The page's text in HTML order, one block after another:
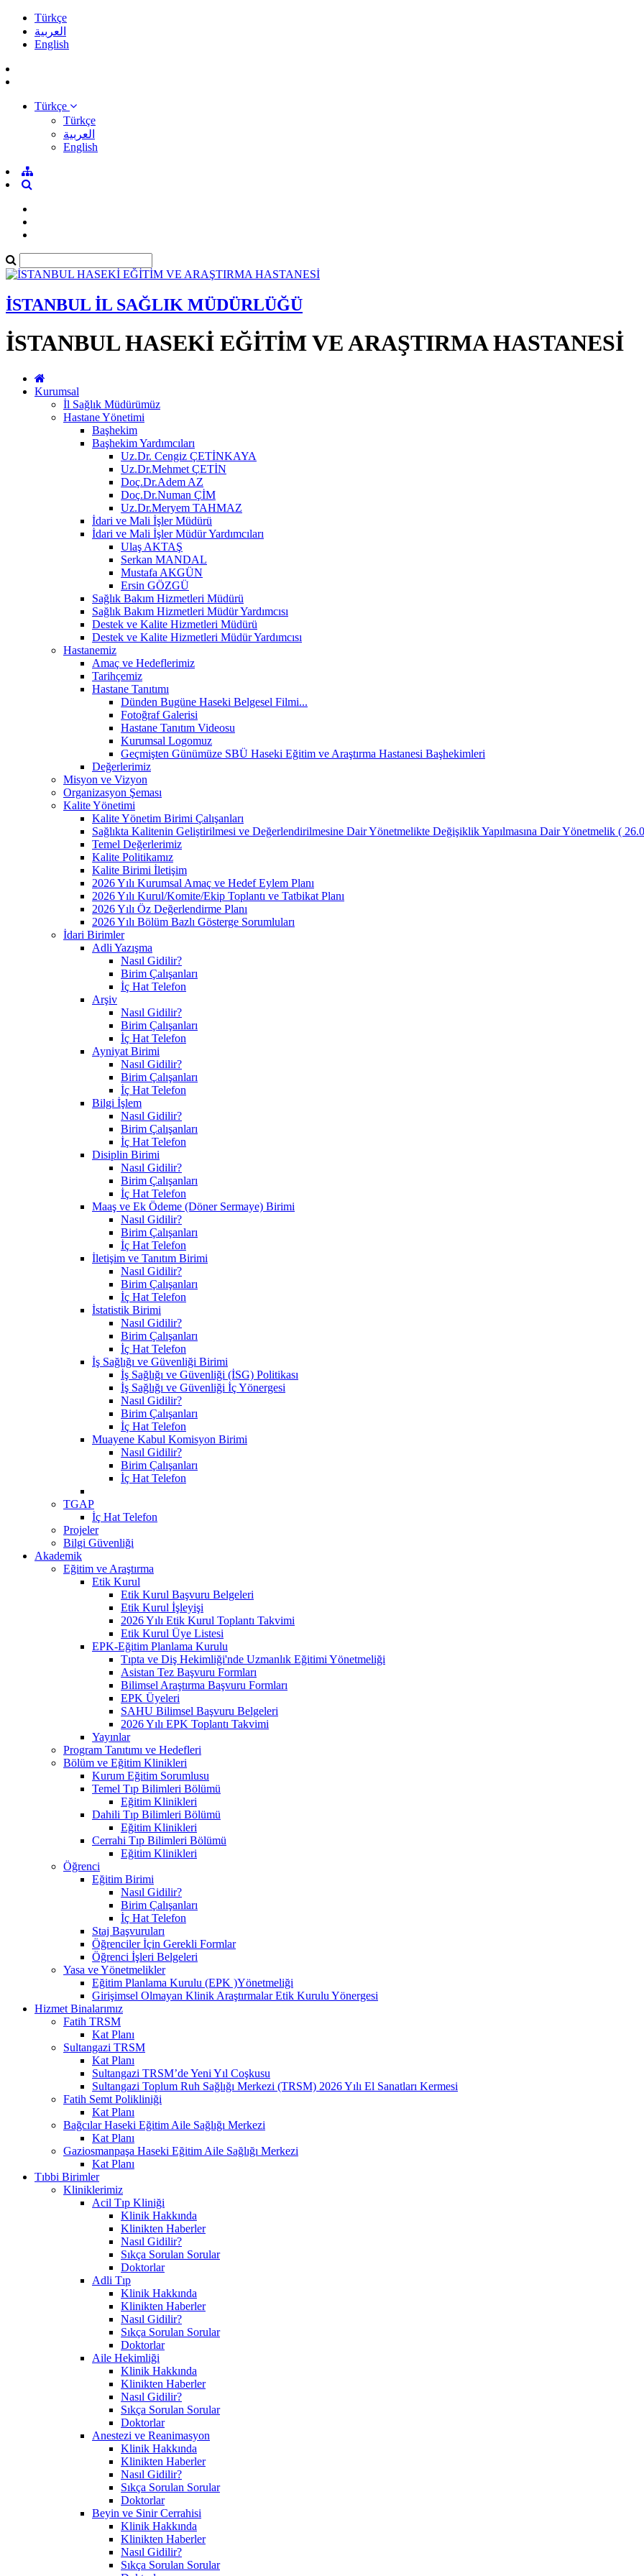
Türkçe
العربية
English
Türkçe
Türkçe
العربية
English
İSTANBUL İL SAĞLIK MÜDÜRLÜĞÜ
İSTANBUL HASEKİ EĞİTİM VE ARAŞTIRMA HASTANESİ
Kurumsal
İl Sağlık Müdürümüz
Hastane Yönetimi
Başhekim
Başhekim Yardımcıları
Uz.Dr. Cengiz ÇETİNKAYA
Uz.Dr.Mehmet ÇETİN
Doç.Dr.Adem AZ
Doç.Dr.Numan ÇİM
Uz.Dr.Meryem TAHMAZ
İdari ve Mali İşler Müdürü
İdari ve Mali İşler Müdür Yardımcıları
Ulaş AKTAŞ
Serkan MANDAL
Mustafa AKGÜN
Ersin GÖZGÜ
Sağlık Bakım Hizmetleri Müdürü
Sağlık Bakım Hizmetleri Müdür Yardımcısı
Destek ve Kalite Hizmetleri Müdürü
Destek ve Kalite Hizmetleri Müdür Yardımcısı
Hastanemiz
Amaç ve Hedeflerimiz
Tarihçemiz
Hastane Tanıtımı
Dünden Bugüne Haseki Belgesel Filmi...
Fotoğraf Galerisi
Hastane Tanıtım Videosu
Kurumsal Logomuz
Geçmişten Günümüze SBÜ Haseki Eğitim ve Araştırma Hastanesi Başhekimleri
Değerlerimiz
Misyon ve Vizyon
Organizasyon Şeması
Kalite Yönetimi
Kalite Yönetim Birimi Çalışanları
Sağlıkta Kalitenin Geliştirilmesi ve Değerlendirilmesine Dair Yönetmelikte Değişiklik Yapılmasına Dair Yönetmelik (
Temel Değerlerimiz
Kalite Politikamız
Kalite Birimi İletişim
2026 Yılı Kurumsal Amaç ve Hedef Eylem Planı
2026 Yılı Kurul/Komite/Ekip Toplantı ve Tatbikat Planı
2026 Yılı Öz Değerlendirme Planı
2026 Yılı Bölüm Bazlı Gösterge Sorumluları
İdari Birimler
Adli Yazışma
Nasıl Gidilir?
Birim Çalışanları
İç Hat Telefon
Arşiv
Nasıl Gidilir?
Birim Çalışanları
İç Hat Telefon
Ayniyat Birimi
Nasıl Gidilir?
Birim Çalışanları
İç Hat Telefon
Bilgi İşlem
Nasıl Gidilir?
Birim Çalışanları
İç Hat Telefon
Disiplin Birimi
Nasıl Gidilir?
Birim Çalışanları
İç Hat Telefon
Maaş ve Ek Ödeme (Döner Sermaye) Birimi
Nasıl Gidilir?
Birim Çalışanları
İç Hat Telefon
İletişim ve Tanıtım Birimi
Nasıl Gidilir?
Birim Çalışanları
İç Hat Telefon
İstatistik Birimi
Nasıl Gidilir?
Birim Çalışanları
İç Hat Telefon
İş Sağlığı ve Güvenliği Birimi
İş Sağlığı ve Güvenliği (İSG) Politikası
İş Sağlığı ve Güvenliği İç Yönergesi
Nasıl Gidilir?
Birim Çalışanları
İç Hat Telefon
Muayene Kabul Komisyon Birimi
Nasıl Gidilir?
Birim Çalışanları
İç Hat Telefon
TGAP
İç Hat Telefon
Projeler
Bilgi Güvenliği
Akademik
Eğitim ve Araştırma
Etik Kurul
Etik Kurul Başvuru Belgeleri
Etik Kurul İşleyişi
2026 Yılı Etik Kurul Toplantı Takvimi
Etik Kurul Üye Listesi
EPK-Eğitim Planlama Kurulu
Tıpta ve Diş Hekimliği'nde Uzmanlık Eğitimi Yönetmeliği
Asistan Tez Başvuru Formları
Bilimsel Araştırma Başvuru Formları
EPK Üyeleri
SAHU Bilimsel Başvuru Belgeleri
2026 Yılı EPK Toplantı Takvimi
Yayınlar
Program Tanıtımı ve Hedefleri
Bölüm ve Eğitim Klinikleri
Kurum Eğitim Sorumlusu
Temel Tıp Bilimleri Bölümü
Eğitim Klinikleri
Dahili Tıp Bilimleri Bölümü
Eğitim Klinikleri
Cerrahi Tıp Bilimleri Bölümü
Eğitim Klinikleri
Öğrenci
Eğitim Birimi
Nasıl Gidilir?
Birim Çalışanları
İç Hat Telefon
Staj Başvuruları
Öğrenciler İçin Gerekli Formlar
Öğrenci İşleri Belgeleri
Yasa ve Yönetmelikler
Eğitim Planlama Kurulu (EPK )Yönetmeliği
Girişimsel Olmayan Klinik Araştırmalar Etik Kurulu Yönergesi
Hizmet Binalarımız
Fatih TRSM
Kat Planı
Sultangazi TRSM
Kat Planı
Sultangazi TRSM’de Yeni Yıl Coşkusu
Sultangazi Toplum Ruh Sağlığı Merkezi (TRSM) 2026 Yılı El Sanatları Kermesi
Fatih Semt Polikliniği
Kat Planı
Bağcılar Haseki Eğitim Aile Sağlığı Merkezi
Kat Planı
Gaziosmanpaşa Haseki Eğitim Aile Sağlığı Merkezi
Kat Planı
Tıbbi Birimler
Kliniklerimiz
Acil Tıp Kliniği
Klinik Hakkında
Klinikten Haberler
Nasıl Gidilir?
Sıkça Sorulan Sorular
Doktorlar
Adli Tıp
Klinik Hakkında
Klinikten Haberler
Nasıl Gidilir?
Sıkça Sorulan Sorular
Doktorlar
Aile Hekimliği
Klinik Hakkında
Klinikten Haberler
Nasıl Gidilir?
Sıkça Sorulan Sorular
Doktorlar
Anestezi ve Reanimasyon
Klinik Hakkında
Klinikten Haberler
Nasıl Gidilir?
Sıkça Sorulan Sorular
Doktorlar
Beyin ve Sinir Cerrahisi
Klinik Hakkında
Klinikten Haberler
Nasıl Gidilir?
Sıkça Sorulan Sorular